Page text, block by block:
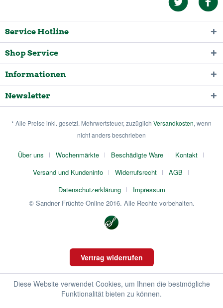
Service Hotline
Shop Service
Informationen
Newsletter
* Alle Preise inkl. gesetzl. Mehrwertsteuer, zuzüglich Versandkosten, wenn
nicht anders beschrieben
Über uns Wochenmärkte Beschädigte Ware
Kontakt
Versand und Kundeninfo
Widerrufsrecht
AGB
Datenschutzerklärung
Impressum
© Sandner Früchte Online 2016. Alle Rechte vorbehalten.
Vertrag widerrufen
Diese Website verwendet Cookies, um Ihnen die bestmögliche
Funktionalität bieten zu können.